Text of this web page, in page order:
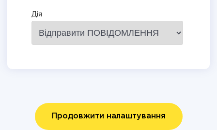
Дія
Продовжити налаштування